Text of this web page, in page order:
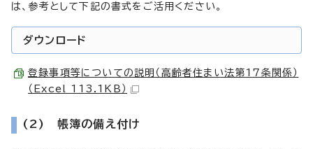
は、参考として下記の書式をご活用ください。
ダウンロード
登録事項等についての説明（高齢者住まい法第17条関係）
（Excel 113.1KB）
(2) 帳簿の備え付け